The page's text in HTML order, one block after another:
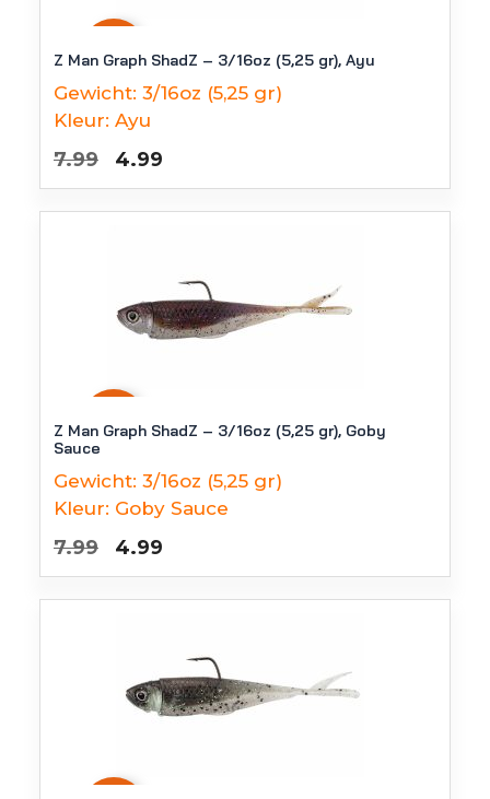
38
Z Man Graph ShadZ – 3/16oz (5,25 gr), Ayu
Gewicht: 3/16oz (5,25 gr)
Kleur: Ayu
7.99
Oorspronkelijke
prijs
was:
4.99
prijs
is:
38
Z Man Graph ShadZ – 3/16oz (5,25 gr), Goby
Sauce
Gewicht: 3/16oz (5,25 gr)
Kleur: Goby Sauce
7.99
Oorspronkelijke
prijs
was:
4.99
prijs
is: